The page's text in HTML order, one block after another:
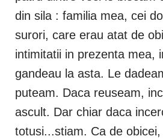
din sila : familia mea, cei
surori, care erau atat de
intimitatii in prezenta mea,
gandeau la asta. Le
puteam. Daca reuseam,
ascult. Dar chiar daca
totusi...stiam. Ca de